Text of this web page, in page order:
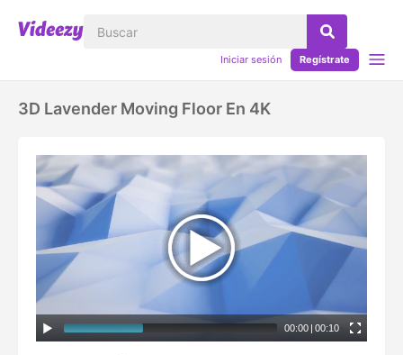
Iniciar sesión Regístrate
3D Lavender Moving Floor En 4K
00:00 | 00:10